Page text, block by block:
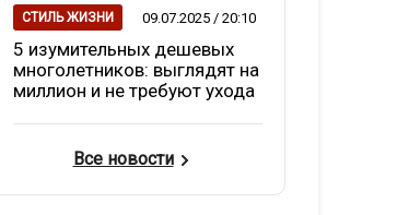
СТИЛЬ ЖИЗНИ 09.07.2025 / 20:10
5 изумительных дешевых
многолетников: выглядят на
миллион и не требуют ухода
Все новости